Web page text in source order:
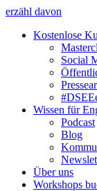
erzähl davon
Kostenlose
Social
Wissen für
Podcast
Blog
Über uns
Workshops